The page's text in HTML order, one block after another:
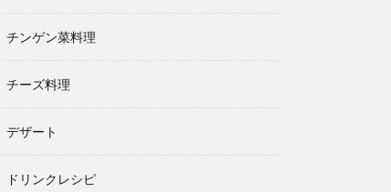
チンゲン菜料理
チーズ料理
デザート
ドリンクレシピ